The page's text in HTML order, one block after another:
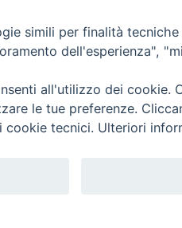
su sr Tecla Merlo)
simili per finalità
dell'esperienza",
all'utilizzo dei cookie.
le tue preferenze.
cookie tecnici. Ulteriori